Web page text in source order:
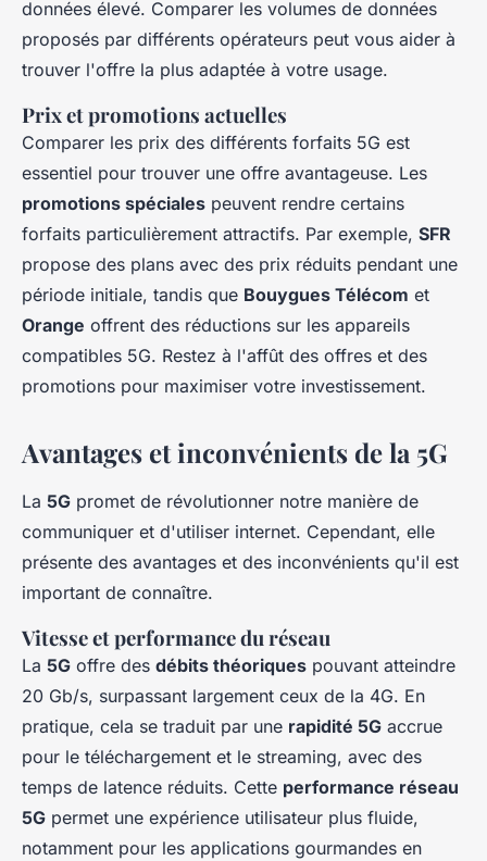
données élevé. Comparer les volumes de données
proposés par différents opérateurs peut vous aider à
trouver l'offre la plus adaptée à votre usage.
Prix et promotions actuelles
Comparer les prix des différents forfaits 5G est
essentiel pour trouver une offre avantageuse. Les
promotions spéciales peuvent rendre certains
forfaits particulièrement attractifs. Par exemple, SFR
propose des plans avec des prix réduits pendant une
période initiale, tandis que Bouygues Télécom et
Orange offrent des réductions sur les appareils
compatibles 5G. Restez à l'affût des offres et des
promotions pour maximiser votre investissement.
Avantages et inconvénients de la 5G
La 5G promet de révolutionner notre manière de
communiquer et d'utiliser internet. Cependant, elle
présente des avantages et des inconvénients qu'il est
important de connaître.
Vitesse et performance du réseau
La 5G offre des débits théoriques pouvant atteindre
20 Gb/s, surpassant largement ceux de la 4G. En
pratique, cela se traduit par une rapidité 5G accrue
pour le téléchargement et le streaming, avec des
temps de latence réduits. Cette performance réseau
5G permet une expérience utilisateur plus fluide,
notamment pour les applications gourmandes en